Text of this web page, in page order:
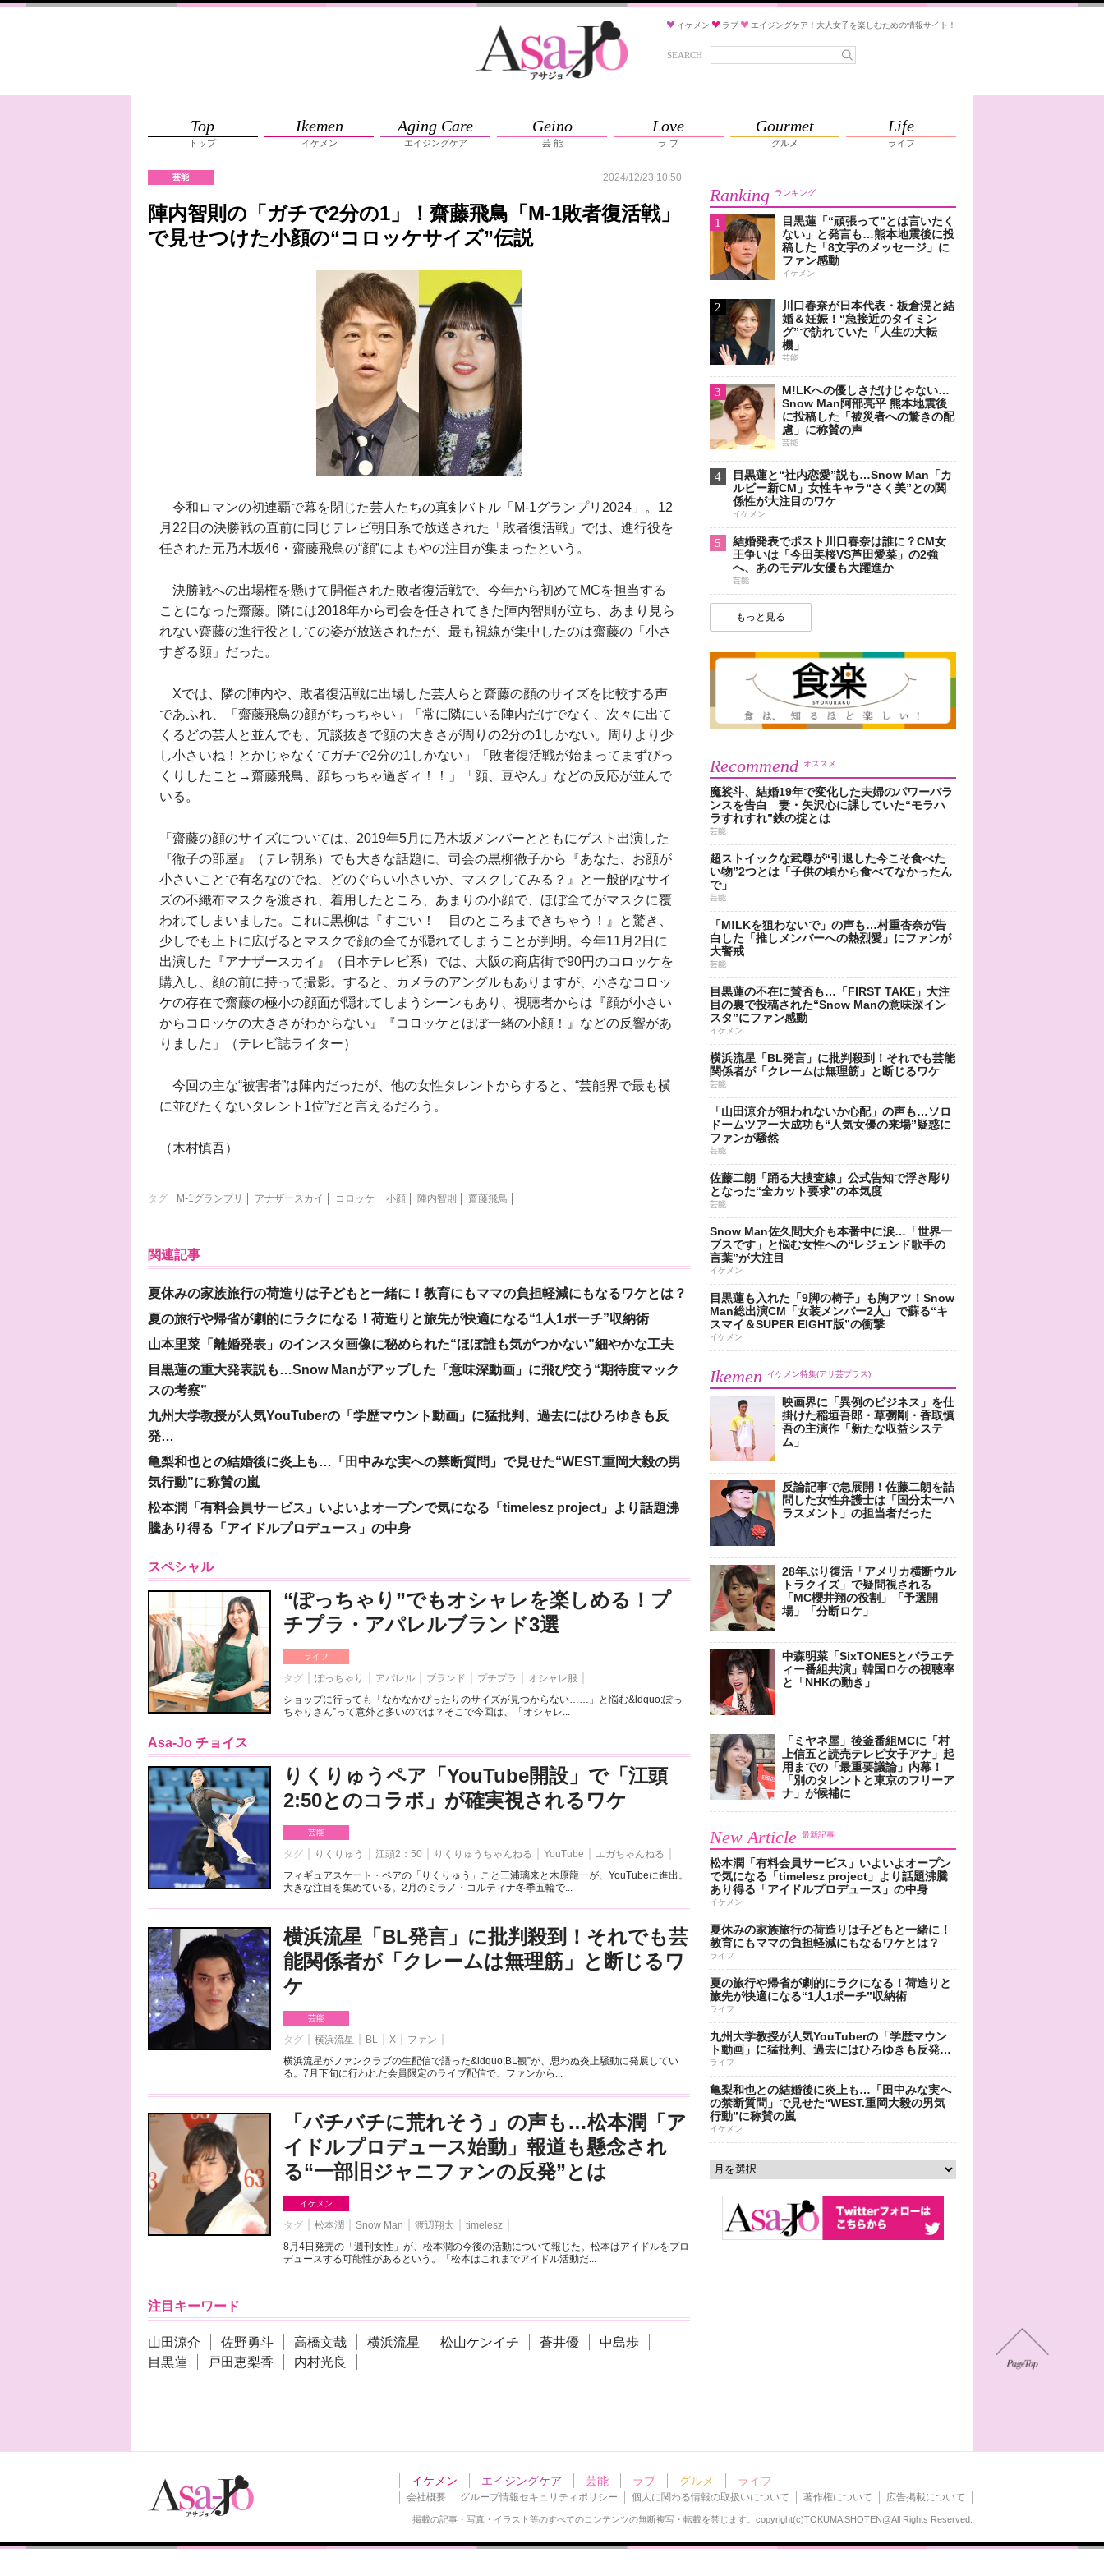
イケメン ラブ エイジングケア！大人女子を楽しむための情報サイト！
SEARCH
Top
トップ
Ikemen
イケメン
Aging Care
エイジングケア
Geino
芸 能
Love
ラ ブ
Gourmet
グルメ
Life
ライフ
芸能 2024/12/23 10:50
陣内智則の「ガチで2分の1」！齋藤飛鳥「M-1敗者復活戦」
で見せつけた小顔の“コロッケサイズ”伝説
令和ロマンの初連覇で幕を閉じた芸人たちの真剣バトル「M-1グランプリ2024」。12
月22日の決勝戦の直前に同じテレビ朝日系で放送された「敗者復活戦」では、進行役を
任された元乃木坂46・齋藤飛鳥の“顔”によもやの注目が集まったという。
決勝戦への出場権を懸けて開催された敗者復活戦で、今年から初めてMCを担当する
ことになった齋藤。隣には2018年から司会を任されてきた陣内智則が立ち、あまり見ら
れない齋藤の進行役としての姿が放送されたが、最も視線が集中したのは齋藤の「小さ
すぎる顔」だった。
Xでは、隣の陣内や、敗者復活戦に出場した芸人らと齋藤の顔のサイズを比較する声
であふれ、「齋藤飛鳥の顔がちっちゃい」「常に隣にいる陣内だけでなく、次々に出て
くるどの芸人と並んでも、冗談抜きで顔の大きさが周りの2分の1しかない。周りより少
し小さいね！とかじゃなくてガチで2分の1しかない」「敗者復活戦が始まってまずびっ
くりしたこと→齋藤飛鳥、顔ちっちゃ過ぎィ！！」「顔、豆やん」などの反応が並んで
いる。
「齋藤の顔のサイズについては、2019年5月に乃木坂メンバーとともにゲスト出演した
『徹子の部屋』（テレ朝系）でも大きな話題に。司会の黒柳徹子から『あなた、お顔が
小さいことで有名なのでね、どのぐらい小さいか、マスクしてみる？』と一般的なサイ
ズの不織布マスクを渡され、着用したところ、あまりの小顔で、ほぼ全てがマスクに覆
われてしまいました。これに黒柳は『すごい！ 目のところまできちゃう！』と驚き、
少しでも上下に広げるとマスクで顔の全てが隠れてしまうことが判明。今年11月2日に
出演した『アナザースカイ』（日本テレビ系）では、大阪の商店街で90円のコロッケを
購入し、顔の前に持って撮影。すると、カメラのアングルもありますが、小さなコロッ
ケの存在で齋藤の極小の顔面が隠れてしまうシーンもあり、視聴者からは『顔が小さい
からコロッケの大きさがわからない』『コロッケとほぼ一緒の小顔！』などの反響があ
りました」（テレビ誌ライター）
今回の主な“被害者”は陣内だったが、他の女性タレントからすると、“芸能界で最も横
に並びたくないタレント1位”だと言えるだろう。
（木村慎吾）
タグ M-1グランプリ アナザースカイ コロッケ 小顔 陣内智則 齋藤飛鳥
関連記事
夏休みの家族旅行の荷造りは子どもと一緒に！教育にもママの負担軽減にもなるワケとは？
夏の旅行や帰省が劇的にラクになる！荷造りと旅先が快適になる“1人1ポーチ”収納術
山本里菜「離婚発表」のインスタ画像に秘められた“ほぼ誰も気がつかない”細やかな工夫
目黒蓮の重大発表説も…Snow Manがアップした「意味深動画」に飛び交う“期待度マック
スの考察”
九州大学教授が人気YouTuberの「学歴マウント動画」に猛批判、過去にはひろゆきも反
発…
亀梨和也との結婚後に炎上も…「田中みな実への禁断質問」で見せた“WEST.重岡大毅の男
気行動”に称賛の嵐
松本潤「有料会員サービス」いよいよオープンで気になる「timelesz project」より話題沸
騰あり得る「アイドルプロデュース」の中身
スペシャル
“ぽっちゃり”でもオシャレを楽しめる！プ
チプラ・アパレルブランド3選
ライフ
タグ ぽっちゃり アパレル ブランド プチプラ
オシャレ服
ショップに行っても「なかなかぴったりのサイズが見つからない……」と悩む&ldquo;ぽっ
ちゃりさん”って意外と多いのでは？そこで今回は、「オシャレ...
Asa-Jo チョイス
りくりゅうペア「YouTube開設」で「江頭
2:50とのコラボ」が確実視されるワケ
芸能
タグ りくりゅう 江頭2：50 りくりゅうちゃんねる YouTube
エガちゃんねる
フィギュアスケート・ペアの「りくりゅう」こと三浦璃来と木原龍一が、YouTubeに進出。
大きな注目を集めている。2月のミラノ・コルティナ冬季五輪で...
横浜流星「BL発言」に批判殺到！それでも芸
能関係者が「クレームは無理筋」と断じるワ
ケ
芸能
タグ 横浜流星 BL X
ファン
横浜流星がファンクラブの生配信で語った&ldquo;BL観”が、思わぬ炎上騒動に発展してい
る。7月下旬に行われた会員限定のライブ配信で、ファンから...
「バチバチに荒れそう」の声も…松本潤「ア
イドルプロデュース始動」報道も懸念され
る“一部旧ジャニファンの反発”とは
イケメン
タグ 松本潤 Snow Man 渡辺翔太
timelesz
8月4日発売の「週刊女性」が、松本潤の今後の活動について報じた。松本はアイドルをプロ
デュースする可能性があるという。「松本はこれまでアイドル活動だ...
注目キーワード
山田涼介 佐野勇斗 高橋文哉 横浜流星 松山ケンイチ 蒼井優
中島歩
目黒蓮
戸田恵梨香 内村光良
Ranking ランキング
1
目黒蓮「“頑張って”とは言いたく
ない」と発言も…熊本地震後に投
稿した「8文字のメッセージ」に
ファン感動
イケメン
2
川口春奈が日本代表・板倉滉と結
婚＆妊娠！“急接近のタイミン
グ”で訪れていた「人生の大転
機」
芸能
3
M!LKへの優しさだけじゃない…
Snow Man阿部亮平 熊本地震後
に投稿した「被災者への驚きの配
慮」に称賛の声
芸能
4
目黒蓮と“社内恋愛”説も…Snow Man「カ
ルビー新CM」女性キャラ“さく美”との関
係性が大注目のワケ
イケメン
5
結婚発表でポスト川口春奈は誰に？CM女
王争いは「今田美桜VS芦田愛菜」の2強
へ、あのモデル女優も大躍進か
芸能
もっと見る
Recommend オススメ
魔裟斗、結婚19年で変化した夫婦のパワーバラ
ンスを告白 妻・矢沢心に課していた“モラハ
ラすれすれ”鉄の掟とは
芸能
超ストイックな武尊が“引退した今こそ食べた
い物”2つとは「子供の頃から食べてなかったん
で」
芸能
「M!LKを狙わないで」の声も…村重杏奈が告
白した「推しメンバーへの熱烈愛」にファンが
大警戒
芸能
目黒蓮の不在に賛否も…「FIRST TAKE」大注
目の裏で投稿された“Snow Manの意味深イン
スタ”にファン感動
イケメン
横浜流星「BL発言」に批判殺到！それでも芸能
関係者が「クレームは無理筋」と断じるワケ
芸能
「山田涼介が狙われないか心配」の声も…ソロ
ドームツアー大成功も“人気女優の来場”疑惑に
ファンが騒然
芸能
佐藤二朗「踊る大捜査線」公式告知で浮き彫り
となった“全カット要求”の本気度
芸能
Snow Man佐久間大介も本番中に涙…「世界一
ブスです」と悩む女性への“レジェンド歌手の
言葉”が大注目
イケメン
目黒蓮も入れた「9脚の椅子」も胸アツ！Snow
Man総出演CM「女装メンバー2人」で蘇る“キ
スマイ＆SUPER EIGHT版”の衝撃
イケメン
Ikemen イケメン特集(アサ芸プラス)
映画界に「異例のビジネス」を仕
掛けた稲垣吾郎・草彅剛・香取慎
吾の主演作「新たな収益システ
ム」
反論記事で急展開！佐藤二朗を詰
問した女性弁護士は「国分太一ハ
ラスメント」の担当者だった
28年ぶり復活「アメリカ横断ウル
トラクイズ」で疑問視される
「MC櫻井翔の役割」「予選開
場」「分断ロケ」
中森明菜「SixTONESとバラエテ
ィー番組共演」韓国ロケの視聴率
と「NHKの動き」
「ミヤネ屋」後釜番組MCに「村
上信五と読売テレビ女子アナ」起
用までの「最重要議論」内幕！
「別のタレントと東京のフリーア
ナ」が候補に
New Article 最新記事
松本潤「有料会員サービス」いよいよオープン
で気になる「timelesz project」より話題沸騰
あり得る「アイドルプロデュース」の中身
イケメン
夏休みの家族旅行の荷造りは子どもと一緒に！
教育にもママの負担軽減にもなるワケとは？
ライフ
夏の旅行や帰省が劇的にラクになる！荷造りと
旅先が快適になる“1人1ポーチ”収納術
ライフ
九州大学教授が人気YouTuberの「学歴マウン
ト動画」に猛批判、過去にはひろゆきも反発…
ライフ
亀梨和也との結婚後に炎上も…「田中みな実へ
の禁断質問」で見せた“WEST.重岡大毅の男気
行動”に称賛の嵐
イケメン
イケメン エイジングケア 芸能 ラブ グルメ ライフ
会社概要 グループ情報セキュリティポリシー 個人に関わる情報の取扱いについて 著作権について 広告掲載について
掲載の記事・写真・イラスト等のすべてのコンテンツの無断複写・転載を禁じます。 copyright(c)TOKUMA SHOTEN@All Rights Reserved.